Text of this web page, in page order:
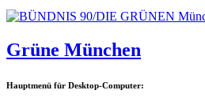
Grüne München
Hauptmenü für Desktop-Computer: